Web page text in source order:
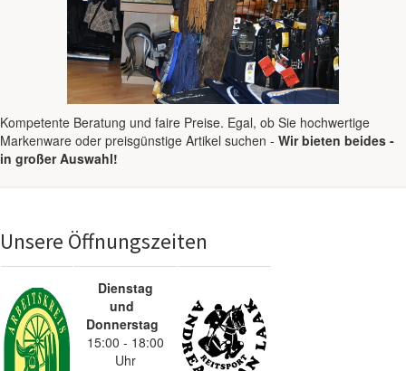
Kompetente Beratung und faire Preise. Egal, ob Sie hochwertige
Markenware oder preisgünstige Artikel suchen - Wir bieten beides -
in großer Auswahl!
Unsere Öffnungszeiten
Dienstag
und
Donnerstag
15:00 - 18:00
Uhr